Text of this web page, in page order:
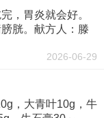
，胃炎就会好。
胱。献方人：滕
2026-06-29
，大青叶10g，牛